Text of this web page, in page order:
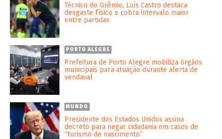
Técnico do Grêmio, Luís Castro destaca
desgaste físico e cobra intervalo maior
entre partidas
PORTO ALEGRE
Prefeitura de Porto Alegre mobiliza órgãos
municipais para atuação durante alerta de
vendaval
MUNDO
Presidente dos Estados Unidos assina
decreto para negar cidadania em casos de
“turismo de nascimento”